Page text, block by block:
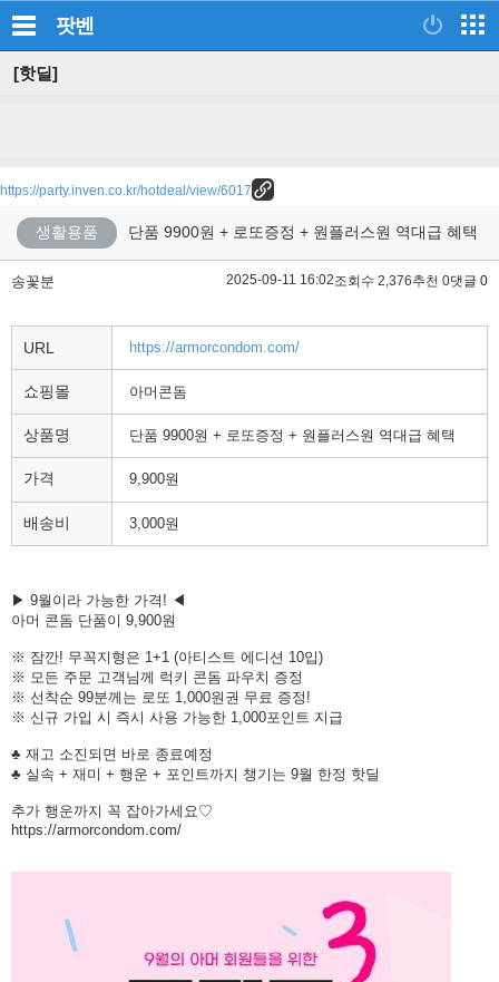
팟벤
[핫딜]
https://party.inven.co.kr/hotdeal/view/6017
생활용품 단품 9900원 + 로또증정 + 원플러스원 역대급 혜택
송꽃분 2025-09-11 16:02조회수 2,376추천 0댓글 0
URL https://armorcondom.com/
쇼핑몰 아머콘돔
상품명 단품 9900원 + 로또증정 + 원플러스원 역대급 혜택
가격 9,900원
배송비 3,000원
▶ 9월이라 가능한 가격! ◀
아머 콘돔 단품이 9,900원
※ 잠깐! 무꼭지형은 1+1 (아티스트 에디션 10입)
※ 모든 주문 고객님께 럭키 콘돔 파우치 증정
※ 선착순 99분께는 로또 1,000원권 무료 증정!
※ 신규 가입 시 즉시 사용 가능한 1,000포인트 지급
♣ 재고 소진되면 바로 종료예정
♣ 실속 + 재미 + 행운 + 포인트까지 챙기는 9월 한정 핫딜
추가 행운까지 꼭 잡아가세요♡
https://armorcondom.com/